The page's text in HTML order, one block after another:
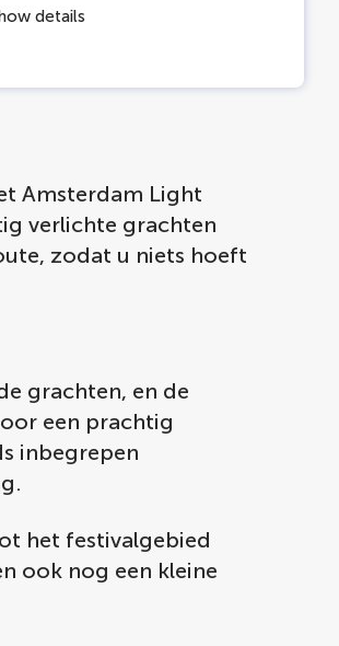
details
Amsterdam Light
verlichte grachten
zodat u niets hoeft
grachten, en de
een prachtig
inbegrepen
het festivalgebied
ook nog een kleine